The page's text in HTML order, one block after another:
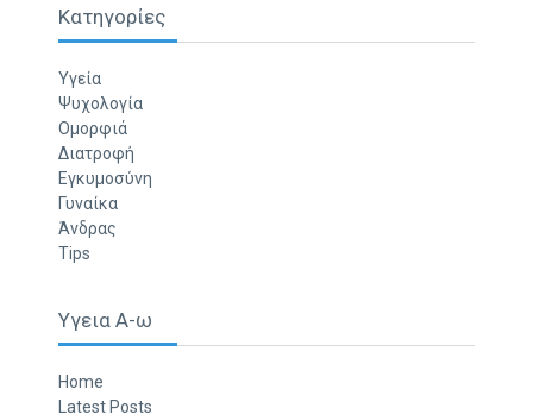
Κατηγορίες
Υγεία
Ψυχολογία
Ομορφιά
Διατροφή
Εγκυμοσύνη
Γυναίκα
Άνδρας
Tips
Υγεια Α-ω
Home
Latest Posts